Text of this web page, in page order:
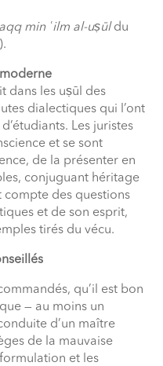
aqq min ʿilm al-uṣūldu
dans les uṣūl des
dialectiques qui l’ont
Les juristes
et se sont
de la présenter en
conjuguant héritage
des questions
et de son esprit,
tirés du vécu.
qu’il est bon
— au moins un
d’un maître
de la mauvaise
et les